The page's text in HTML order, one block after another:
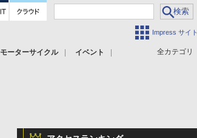
Impress サイト
全カテゴリ
モーターサイクル
イベント